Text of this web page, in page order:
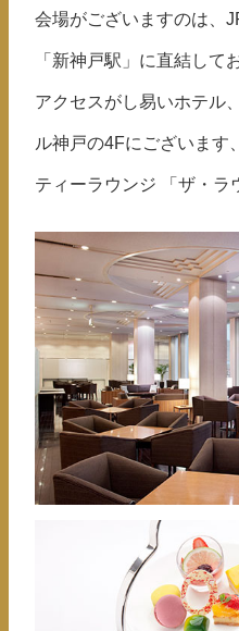
会場がございますのは、
「新神戸駅」に直結して
アクセスがし易いホテル
ル神戸の4Fにございます、
ティーラウンジ 「ザ・ラ